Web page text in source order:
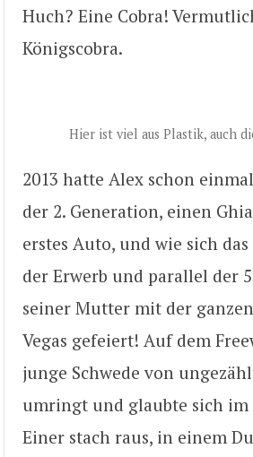
Huch? Eine Cobra!
Königscobra.
Hier ist viel aus Plastik, auch
2013 hatte Alex schon
der 2. Generation, einen
erstes Auto, und wie sich
der Erwerb und parallel der
seiner Mutter mit der
Vegas gefeiert! Auf dem
junge Schwede von
umringt und glaubte sich im
Einer stach raus, in einem